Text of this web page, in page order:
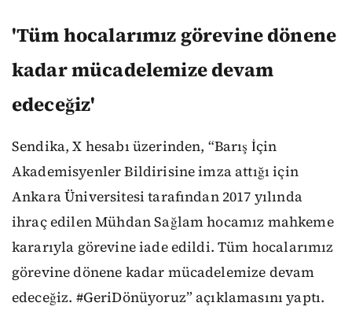
'Tüm hocalarımız görevine dönene
kadar mücadelemize devam
edeceğiz'
Sendika, X hesabı üzerinden, “Barış İçin
Akademisyenler Bildirisine imza attığı için
Ankara Üniversitesi tarafından 2017 yılında
ihraç edilen Mühdan Sağlam hocamız mahkeme
kararıyla görevine iade edildi. Tüm hocalarımız
görevine dönene kadar mücadelemize devam
edeceğiz. #GeriDönüyoruz” açıklamasını yaptı.